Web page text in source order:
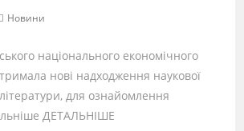
Новини
національного економічного
нові надходження наукової
для ознайомлення
ДЕТАЛЬНІШЕ